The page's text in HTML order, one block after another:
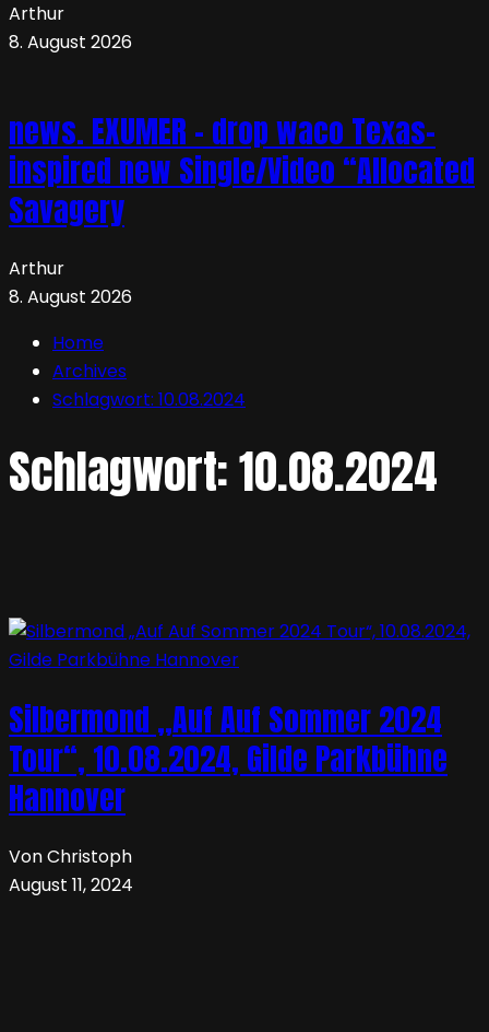
Arthur
8. August 2026
news. EXUMER – drop waco Texas-
inspired new Single/Video “Allocated
Savagery
Arthur
8. August 2026
Home
Archives
Schlagwort: 10.08.2024
Schlagwort:10.08.2024
Silbermond „Auf Auf Sommer 2024
Tour“, 10.08.2024, Gilde Parkbühne
Hannover
Von Christoph
August 11, 2024